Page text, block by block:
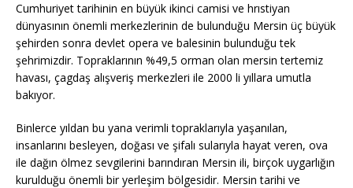
Cumhuriyet tarihinin en büyük ikinci camisi ve hrıstiyan
dünyasının önemli merkezlerinin de bulunduğu Mersin üç büyük
şehirden sonra devlet opera ve balesinin bulunduğu tek
şehrimizdir. Topraklarının %49,5 orman olan mersin tertemiz
havası, çagdaş alışveriş merkezleri ile 2000 li yıllara umutla
bakıyor.
Binlerce yıldan bu yana verimli topraklarıyla yaşanılan,
insanlarını besleyen, doğası ve şifalı sularıyla hayat veren, ova
ile dağın ölmez sevgilerini barındıran Mersin ili, birçok uygarlığın
kurulduğu önemli bir yerleşim bölgesidir. Mersin tarihi ve